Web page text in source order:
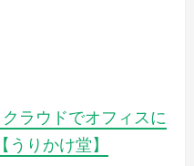
ラウドでオフィスに
りかけ堂】